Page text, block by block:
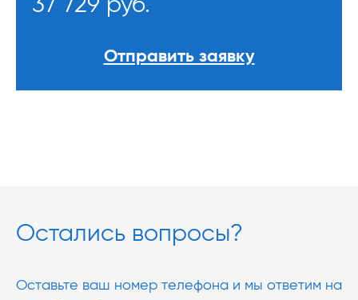
37 729 руб.
Отправить заявку
Остались вопросы?
Оставьте ваш номер телефона и мы ответим на